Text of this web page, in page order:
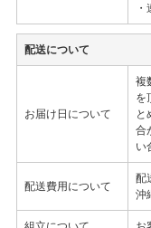
配送について
お届け日について
複
を
と
合
い
配送費用について
配
沖